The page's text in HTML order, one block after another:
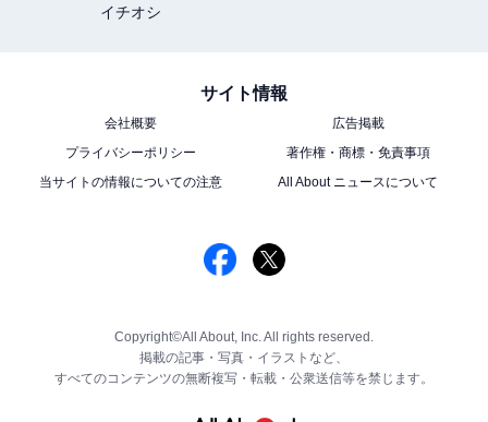
イチオシ
サイト情報
会社概要
広告掲載
プライバシーポリシー
著作権・商標・免責事項
当サイトの情報についての注意
All About ニュースについて
Copyright©All About, Inc. All rights reserved.
掲載の記事・写真・イラストなど、
すべてのコンテンツの無断複写・転載・公衆送信等を禁じます。